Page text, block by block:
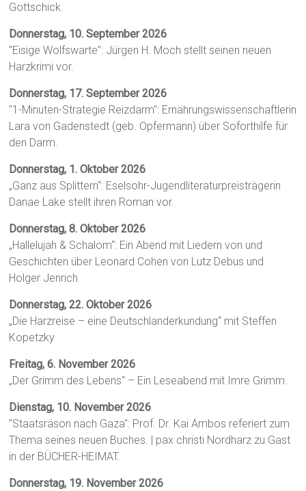
Gottschick.
Donnerstag, 10. September 2026
"Eisige Wolfswarte": Jürgen H. Moch stellt seinen neuen
Harzkrimi vor.
Donnerstag, 17. September 2026
"1-Minuten-Strategie Reizdarm": Ernährungswissenschaftlerin
Lara von Gadenstedt (geb. Opfermann) über Soforthilfe für
den Darm.
Donnerstag, 1. Oktober 2026
„Ganz aus Splittern“: Eselsohr-Jugendliteraturpreisträgerin
Danae Lake stellt ihren Roman vor.
Donnerstag, 8. Oktober 2026
„Hallelujah & Schalom“: Ein Abend mit Liedern von und
Geschichten über Leonard Cohen von Lutz Debus und
Holger Jenrich.
Donnerstag, 22. Oktober 2026
„Die Harzreise – eine Deutschlanderkundung“ mit Steffen
Kopetzky
Freitag, 6. November 2026
„Der Grimm des Lebens“ – Ein Leseabend mit Imre Grimm.
Dienstag, 10. November 2026
"Staatsräson nach Gaza": Prof. Dr. Kai Ambos referiert zum
Thema seines neuen Buches. | pax christi Nordharz zu Gast
in der BÜCHER-HEIMAT.
Donnerstag, 19. November 2026